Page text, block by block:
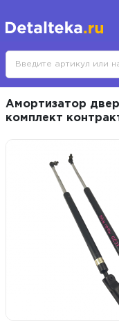
Амортизатор
комплект